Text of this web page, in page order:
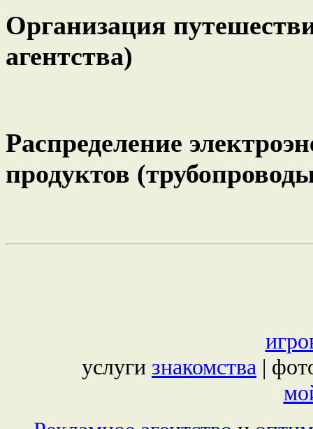
Организация
агентства)
Распределение
продуктов
услуги знакомства |